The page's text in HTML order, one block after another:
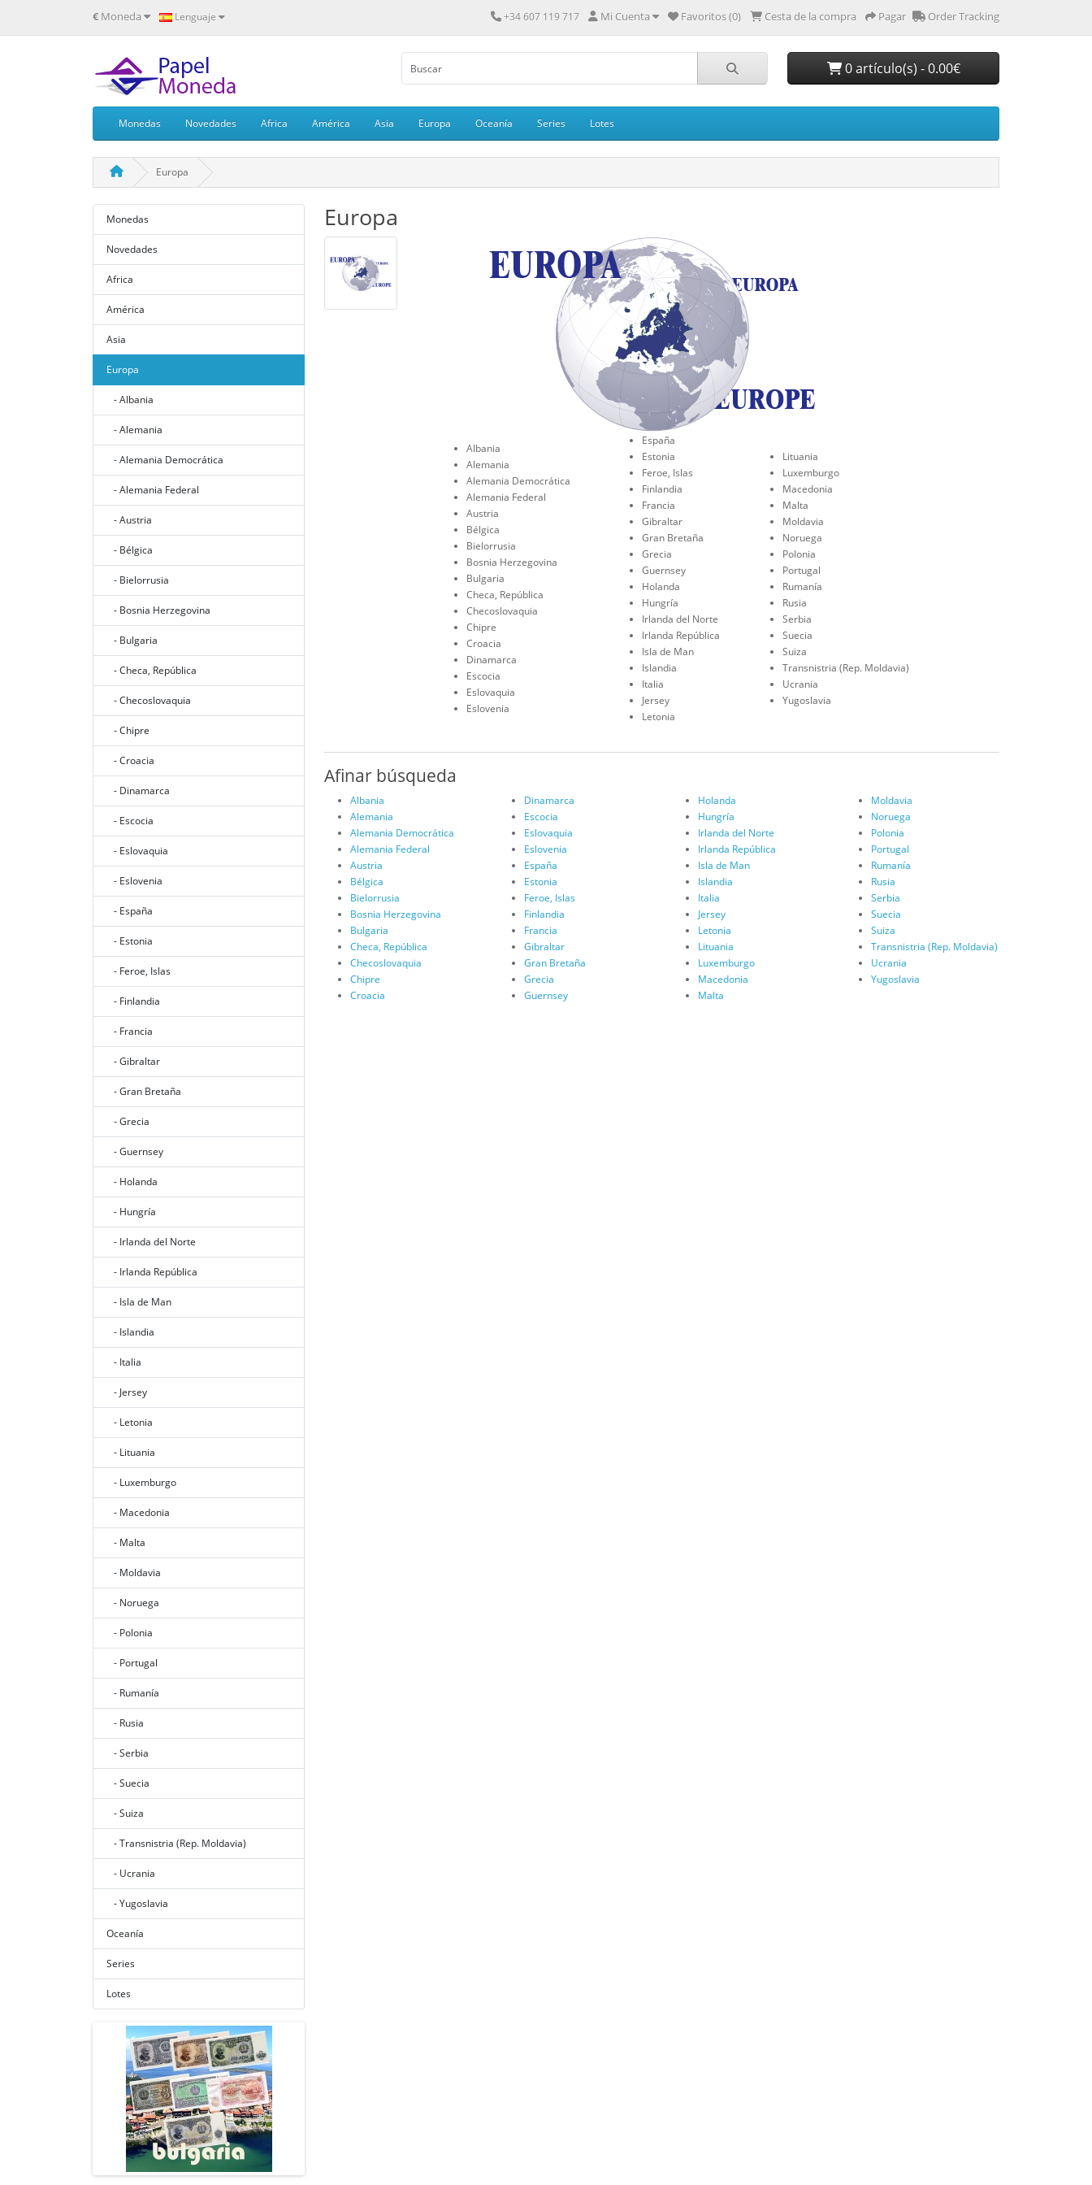
€ Moneda Lenguaje +34 607 119 717 Mi Cuenta Favoritos (0) Cesta de la compra Pagar Order Tracking
0 artículo(s) - 0.00€
Monedas Novedades Africa América Asia Europa Oceanía Series Lotes
Europa
Monedas
Novedades
Africa
América
Asia
Europa
- Albania
- Alemania
- Alemania Democrática
- Alemania Federal
- Austria
- Bélgica
- Bielorrusia
- Bosnia Herzegovina
- Bulgaria
- Checa, República
- Checoslovaquia
- Chipre
- Croacia
- Dinamarca
- Escocia
- Eslovaquia
- Eslovenia
- España
- Estonia
- Feroe, Islas
- Finlandia
- Francia
- Gibraltar
- Gran Bretaña
- Grecia
- Guernsey
- Holanda
- Hungría
- Irlanda del Norte
- Irlanda República
- Isla de Man
- Islandia
- Italia
- Jersey
- Letonia
- Lituania
- Luxemburgo
- Macedonia
- Malta
- Moldavia
- Noruega
- Polonia
- Portugal
- Rumanía
- Rusia
- Serbia
- Suecia
- Suiza
- Transnistria (Rep. Moldavia)
- Ucrania
- Yugoslavia
Oceanía
Series
Lotes
Europa
Albania
Alemania
Alemania Democrática
Alemania Federal
Austria
Bélgica
Bielorrusia
Bosnia Herzegovina
Bulgaria
Checa, República
Checoslovaquia
Chipre
Croacia
Dinamarca
Escocia
Eslovaquia
Eslovenia
España
Estonia
Feroe, Islas
Finlandia
Francia
Gibraltar
Gran Bretaña
Grecia
Guernsey
Holanda
Hungría
Irlanda del Norte
Irlanda República
Isla de Man
Islandia
Italia
Jersey
Letonia
Lituania
Luxemburgo
Macedonia
Malta
Moldavia
Noruega
Polonia
Portugal
Rumanía
Rusia
Serbia
Suecia
Suiza
Transnistria (Rep. Moldavia)
Ucrania
Yugoslavia
Afinar búsqueda
Albania
Alemania
Alemania Democrática
Alemania Federal
Austria
Bélgica
Bielorrusia
Bosnia Herzegovina
Bulgaria
Checa, República
Checoslovaquia
Chipre
Croacia
Dinamarca
Escocia
Eslovaquia
Eslovenia
España
Estonia
Feroe, Islas
Finlandia
Francia
Gibraltar
Gran Bretaña
Grecia
Guernsey
Holanda
Hungría
Irlanda del Norte
Irlanda República
Isla de Man
Islandia
Italia
Jersey
Letonia
Lituania
Luxemburgo
Macedonia
Malta
Moldavia
Noruega
Polonia
Portugal
Rumanía
Rusia
Serbia
Suecia
Suiza
Transnistria (Rep. Moldavia)
Ucrania
Yugoslavia